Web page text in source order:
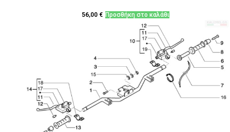
56,00 € Προσθήκη στο καλάθι